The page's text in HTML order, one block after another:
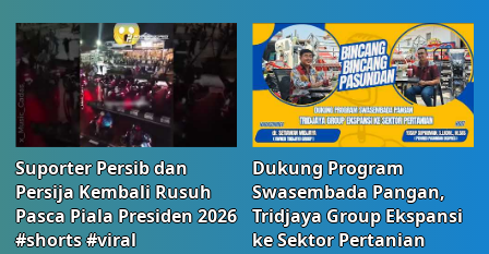
Suporter Persib dan
Persija Kembali Rusuh
Pasca Piala Presiden 2026
#shorts #viral
Dukung Program
Swasembada Pangan,
Tridjaya Group Ekspansi
ke Sektor Pertanian